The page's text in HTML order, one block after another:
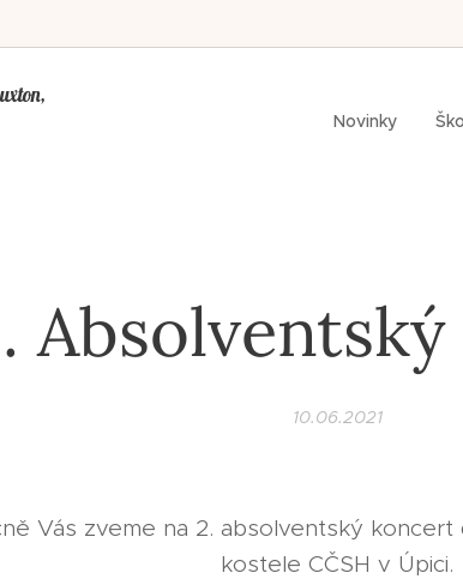
Novinky
10.06.2021
Vás zveme na 2. absolventský koncert
kostele CČSH v Úpici.